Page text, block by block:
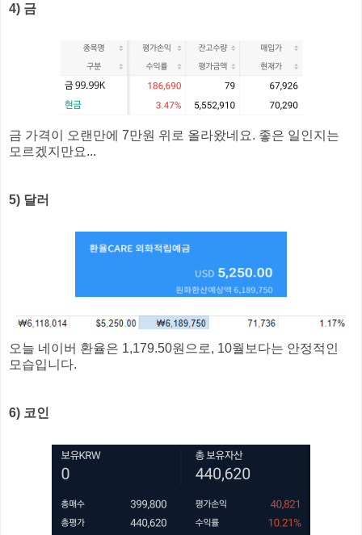
4) 금
금 가격이 오랜만에 7만원 위로 올라왔네요. 좋은 일인지는
모르겠지만요...
5) 달러
오늘 네이버 환율은 1,179.50원으로, 10월보다는 안정적인
모습입니다.
6) 코인